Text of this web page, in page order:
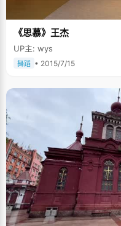
《思慕》王杰
UP主: wys
舞蹈 • 2015/7/15